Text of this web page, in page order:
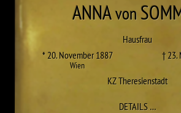
ANNAvon
Hausfrau
* 20. November 1887
Wien
† 23.
KZ Theresienstadt
DETAILS…ZU